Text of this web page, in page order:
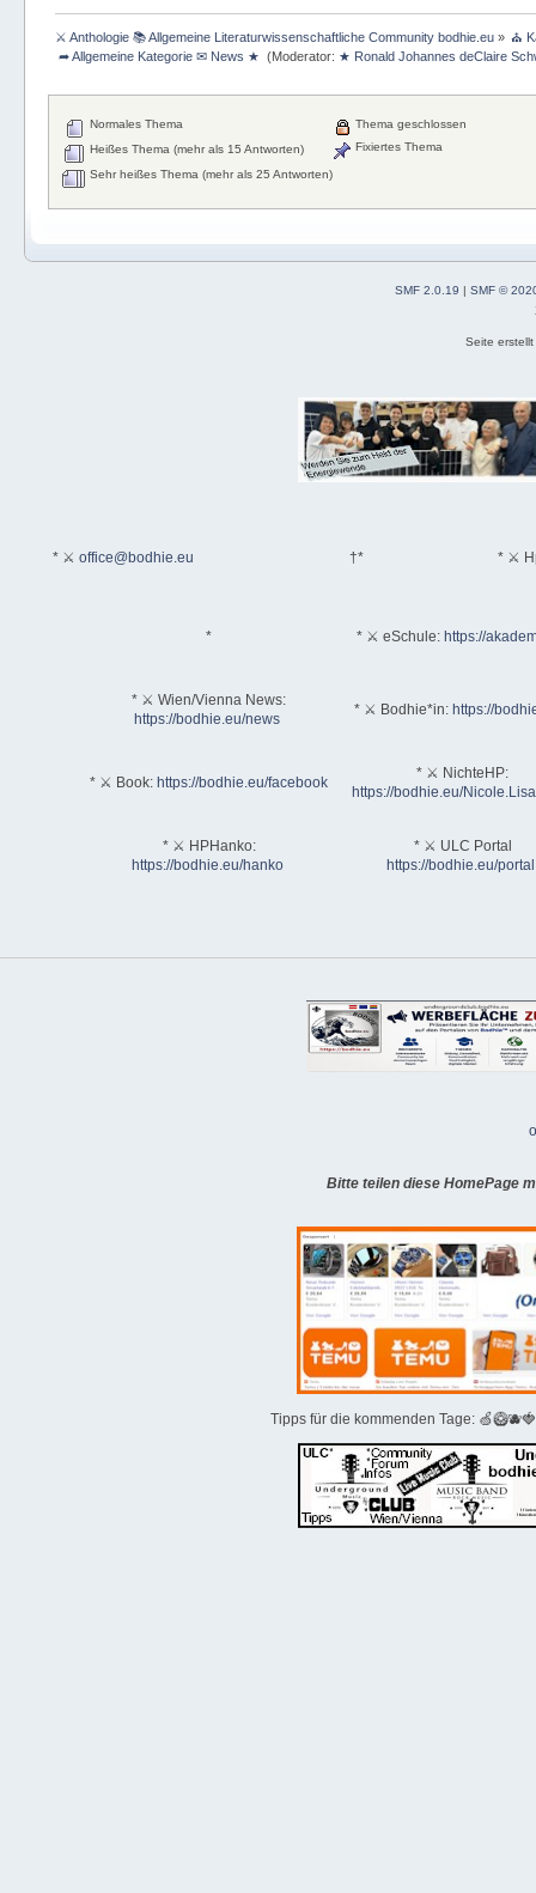
⚔ Anthologie 📚 Allgemeine Literaturwissenschaftliche Community bodhie.eu» ⛪
➦ Allgemeine Kategorie ✉ News ★ (Moderator: ★ Ronald Johannes deClaire
Normales Thema
Heißes Thema (mehr als 15 Antworten)
Sehr heißes Thema (mehr als 25 Antworten)
Thema geschlossen
Fixiertes Thema
SMF 2.0.19 |SMF ©
Seite
* ⚔ office@bodhie.eu †* * ⚔
* * ⚔ eSchule: https://
* ⚔ Wien/Vienna News:
https://bodhie.eu/news
* ⚔ Bodhie*in: https://
* ⚔ Book: https://bodhie.eu/facebook
* ⚔ NichteHP:
https://bodhie.eu/
* ⚔ HPHanko:
https://bodhie.eu/hanko
* ⚔ ULC Portal
https://bodhie.eu/portal
Bitte teilen diese HomePage
Tipps für die kommenden Tage: